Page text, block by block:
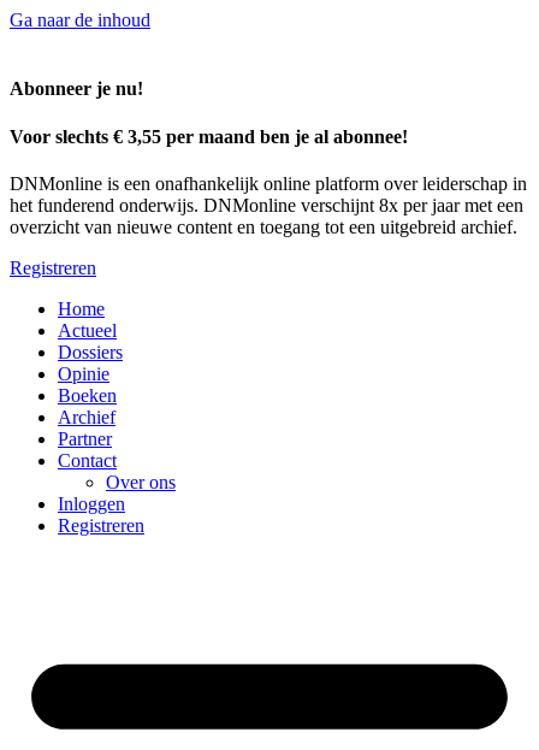
Ga naar de inhoud
Abonneer je nu!
Voor slechts € 3,55 per maand ben je al abonnee!
DNMonline is een onafhankelijk online platform over leiderschap in
het funderend onderwijs. DNMonline verschijnt 8x per jaar met een
overzicht van nieuwe content en toegang tot een uitgebreid archief.
Registreren
Home
Actueel
Dossiers
Opinie
Boeken
Archief
Partner
Contact
Over ons
Inloggen
Registreren